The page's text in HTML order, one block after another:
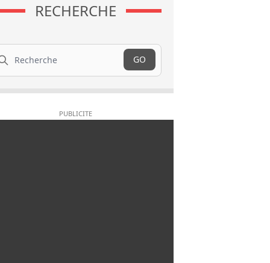
RECHERCHE
GO